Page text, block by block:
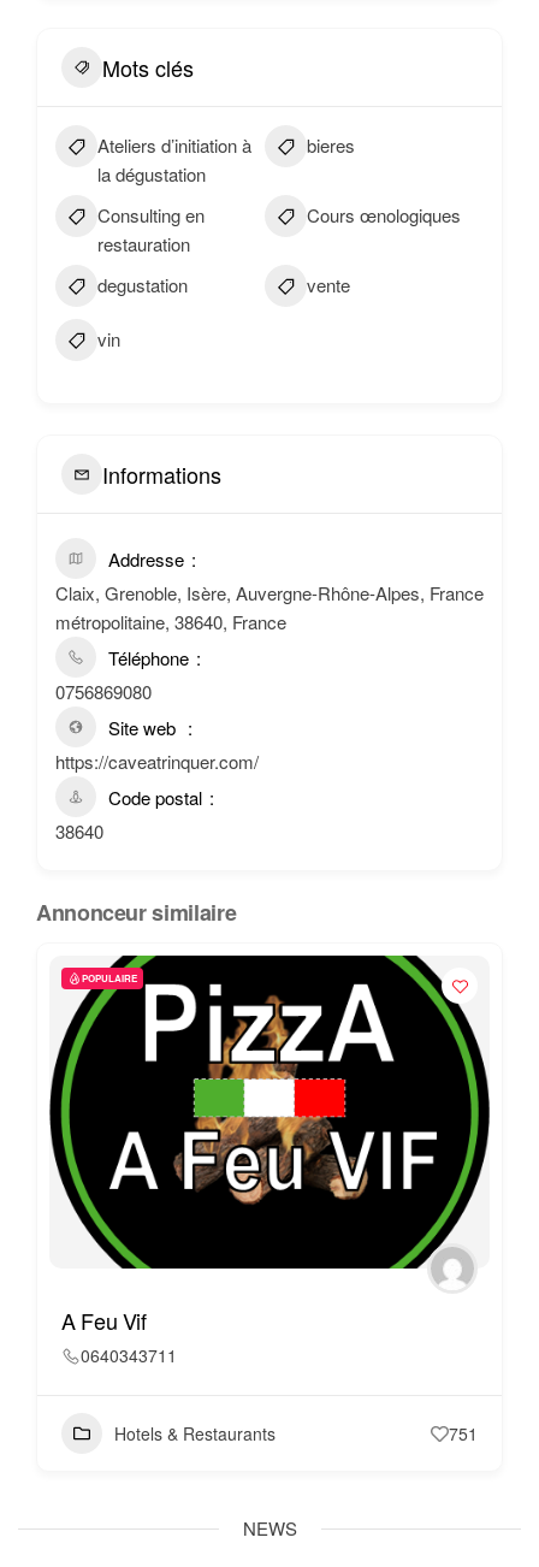
Mots clés
Ateliers d’initiation à
la dégustation
bieres
Consulting en
restauration
Cours œnologiques
degustation vente
vin
Informations
Addresse
Claix, Grenoble, Isère, Auvergne-Rhône-Alpes, France
métropolitaine, 38640, France
Téléphone
0756869080
Site web
https://caveatrinquer.com/
Code postal
38640
Annonceur similaire
POPULAIRE
A Feu Vif
0640343711
Hotels & Restaurants 751
NEWS